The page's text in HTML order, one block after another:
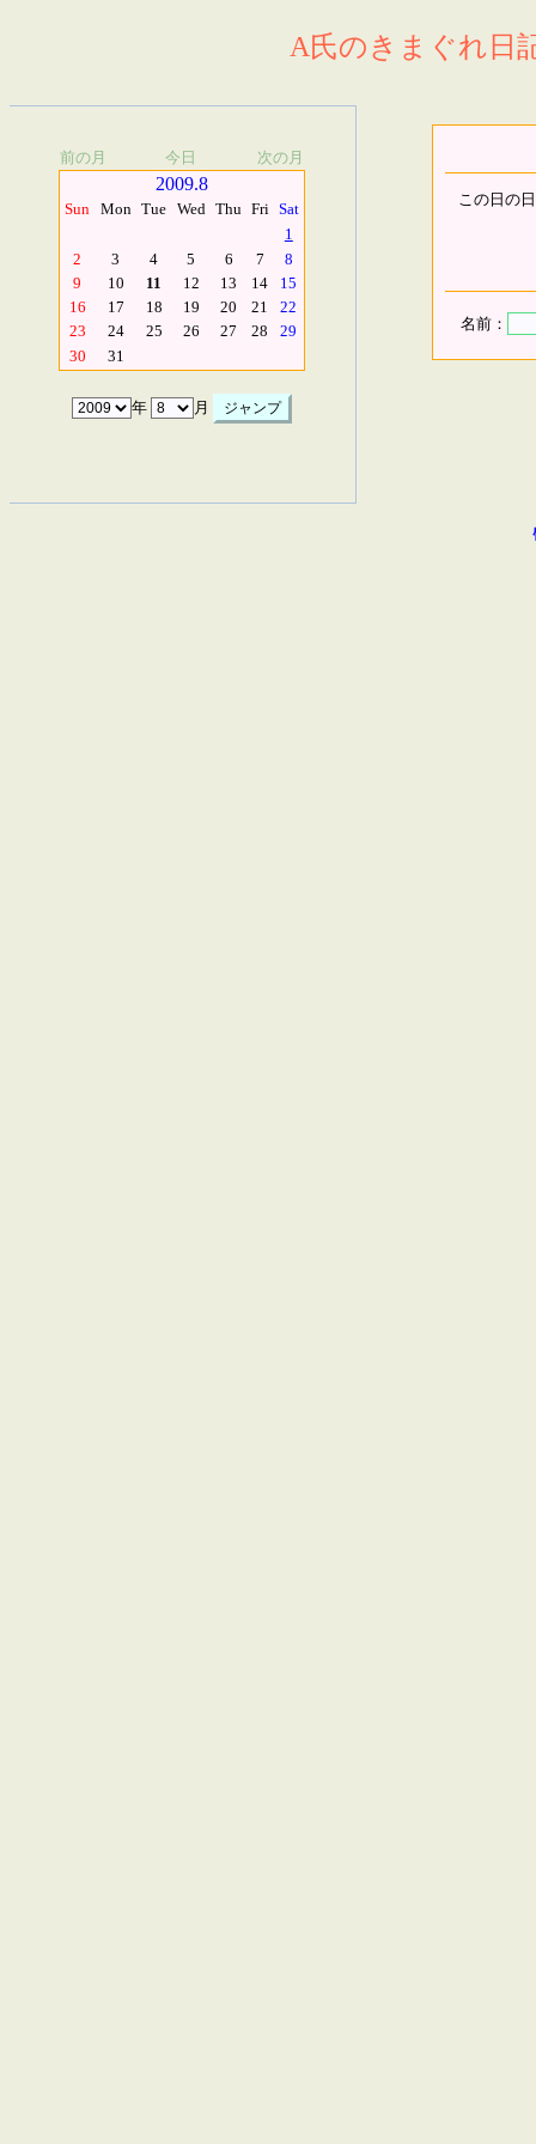
A氏のきまぐれ日
前の月 今日 次の月
2009.8
Sun Mon Tue Wed Thu Fri Sat
1
2
3 4 5 6 7
8
9
10 11 12 13 14
15
16
17 18 19 20 21
22
23
24 25 26 27 28
29
30
31
年 月
この日の
名前：